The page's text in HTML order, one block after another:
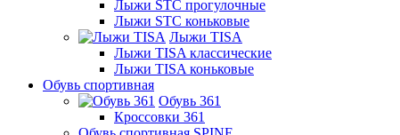
Лыжи STC прогулочные
Лыжи STC коньковые
Лыжи TISA
Лыжи TISA классические
Лыжи TISA коньковые
Обувь спортивная
Обувь 361
Кроссовки 361